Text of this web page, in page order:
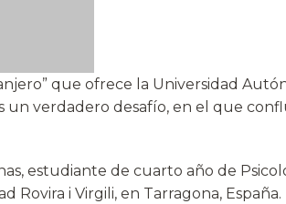
que ofrece la Universidad
un verdadero desafío, en el que
estudiante de cuarto año de
Rovira i Virgili, en Tarragona,